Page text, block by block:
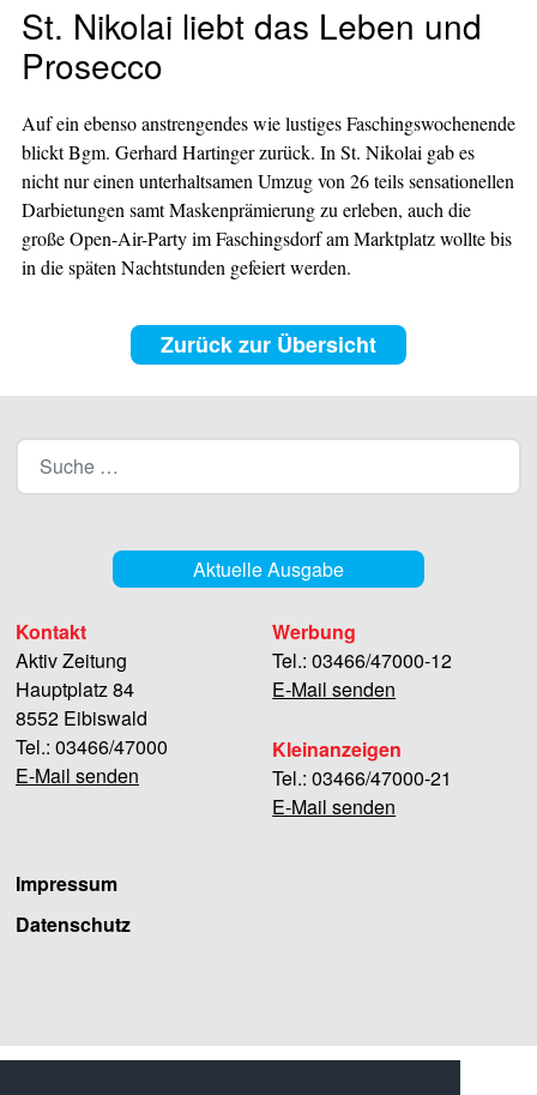
St. Nikolai liebt das Leben und
Prosecco
Auf ein ebenso anstrengendes wie lustiges Faschingswochenende
blickt Bgm. Gerhard Hartinger zurück. In St. Nikolai gab es
nicht nur einen unterhaltsamen Umzug von 26 teils sensationellen
Darbietungen samt Maskenprämierung zu erleben, auch die
große Open-Air-Party im Faschingsdorf am Marktplatz wollte bis
in die späten Nachtstunden gefeiert werden.
Zurück zur Übersicht
Aktuelle Ausgabe
Kontakt
Aktiv Zeitung
Hauptplatz 84
8552 Eibiswald
Tel.: 03466/47000
E-Mail senden
Werbung
Tel.: 03466/47000-12
E-Mail senden
Kleinanzeigen
Tel.: 03466/47000-21
E-Mail senden
Impressum
Datenschutz